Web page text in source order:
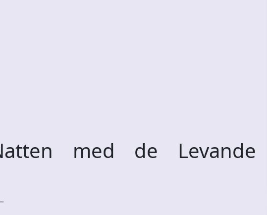
med de Levande